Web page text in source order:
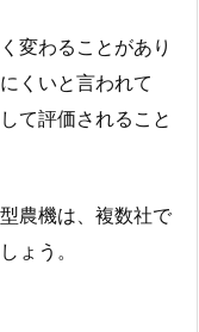
変わることがあり
くいと言われて
て評価されること
農機は、複数社で
ょう。